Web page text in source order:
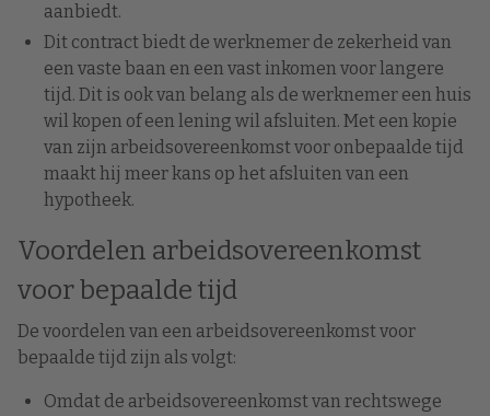
aanbiedt.
Dit contract biedt de werknemer de zekerheid van
een vaste baan en een vast inkomen voor langere
tijd. Dit is ook van belang als de werknemer een huis
wil kopen of een lening wil afsluiten. Met een kopie
van zijn arbeidsovereenkomst voor onbepaalde tijd
maakt hij meer kans op het afsluiten van een
hypotheek.
Voordelen arbeidsovereenkomst
voor bepaalde tijd
De voordelen van een arbeidsovereenkomst voor
bepaalde tijd zijn als volgt:
Omdat de arbeidsovereenkomst van rechtswege